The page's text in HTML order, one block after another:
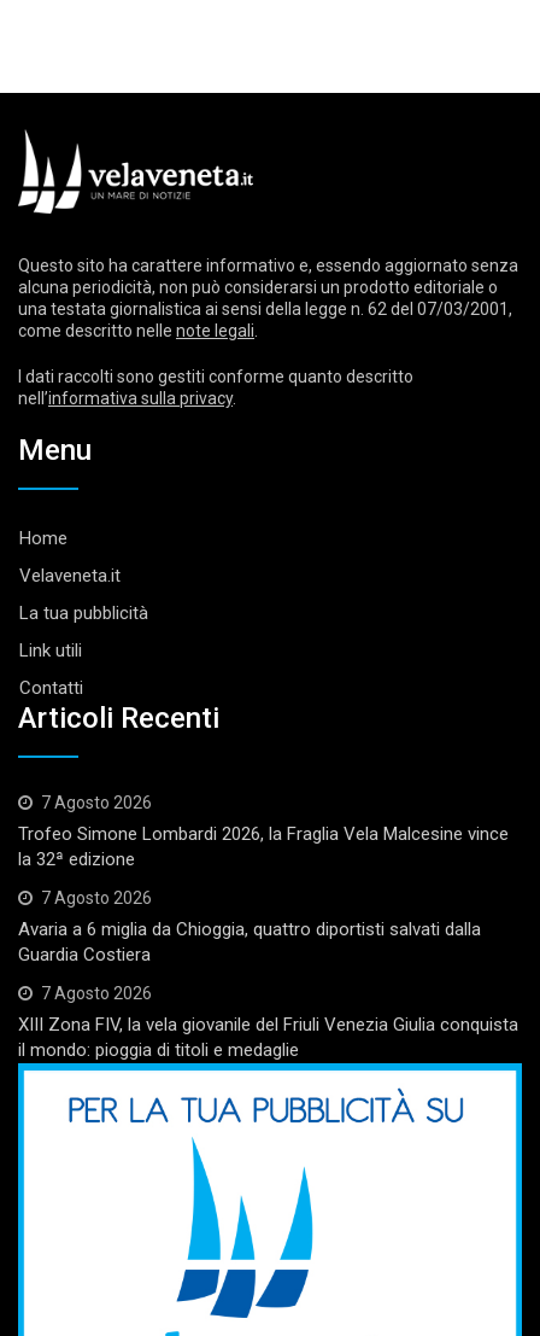
Questo sito ha carattere informativo e, essendo aggiornato senza
alcuna periodicità, non può considerarsi un prodotto editoriale o
una testata giornalistica ai sensi della legge n. 62 del 07/03/2001,
come descritto nelle note legali
I dati raccolti sono gestiti conforme quanto descritto
nell’informativa sulla privacy.
Menu
Home
Velaveneta.it
La tua pubblicità
Link utili
Contatti
Articoli Recenti
7 Agosto 2026
Trofeo Simone Lombardi 2026, la Fraglia Vela Malcesine vince
la 32ª edizione
7 Agosto 2026
Avaria a 6 miglia da Chioggia, quattro diportisti salvati dalla
Guardia Costiera
7 Agosto 2026
XIII Zona FIV, la vela giovanile del Friuli Venezia Giulia conquista
il mondo: pioggia di titoli e medaglie